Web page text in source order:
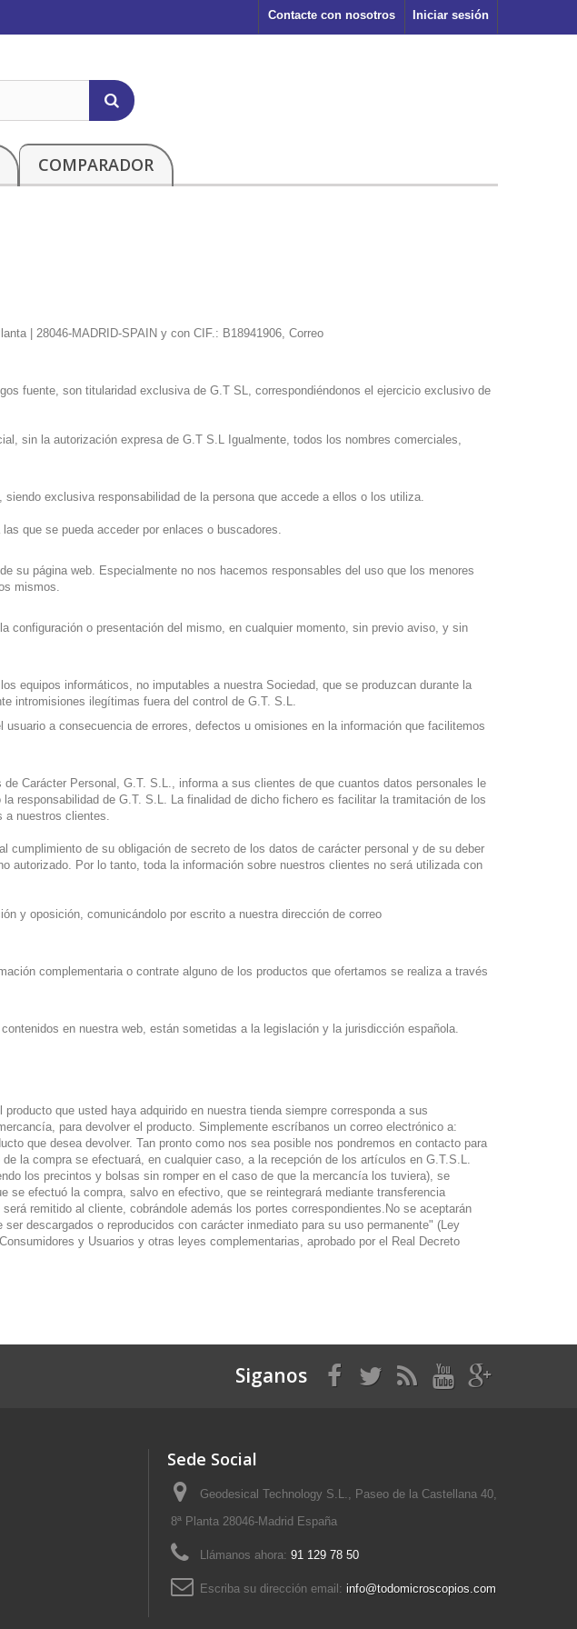
Iniciar sesión
Contacte con nosotros
COMPARADOR
| 28046-MADRID-SPAIN y con CIF.: B18941906, Correo
fuente, son titularidad exclusiva de G.T SL, correspondiéndonos el ejercicio exclusivo de
sin la autorización expresa de G.T S.L Igualmente, todos los nombres comerciales,
exclusiva responsabilidad de la persona que accede a ellos o los utiliza.
que se pueda acceder por enlaces o buscadores.
su página web. Especialmente no nos hacemos responsables del uso que los menores
mismos.
o presentación del mismo, en cualquier momento, sin previo aviso, y sin
equipos informáticos, no imputables a nuestra Sociedad, que se produzcan durante la
intromisiones ilegítimas fuera del control de G.T. S.L.
a consecuencia de errores, defectos u omisiones en la información que facilitemos
Carácter Personal, G.T. S.L., informa a sus clientes de que cuantos datos personales le
responsabilidad de G.T. S.L. La finalidad de dicho fichero es facilitar la tramitación de los
a nuestros clientes.
de su obligación de secreto de los datos de carácter personal y de su deber
autorizado. Por lo tanto, toda la información sobre nuestros clientes no será utilizada con
y oposición, comunicándolo por escrito a nuestra dirección de correo
complementaria o contrate alguno de los productos que ofertamos se realiza a través
en nuestra web, están sometidas a la legislación y la jurisdicción española.
que usted haya adquirido en nuestra tienda siempre corresponda a sus
para devolver el producto. Simplemente escríbanos un correo electrónico a:
que desea devolver. Tan pronto como nos sea posible nos pondremos en contacto para
la compra se efectuará, en cualquier caso, a la recepción de los artículos en G.T.S.L.
los precintos y bolsas sin romper en el caso de que la mercancía los tuviera), se
se efectuó la compra, salvo en efectivo, que se reintegrará mediante transferencia
remitido al cliente, cobrándole además los portes correspondientes.No se aceptarán
descargados o reproducidos con carácter inmediato para su uso permanente" (Ley
y Usuarios y otras leyes complementarias, aprobado por el Real Decreto
Siganos
Sede Social
Geodesical Technology S.L., Paseo de la Castellana 40,
8ª Planta 28046-Madrid España
Llámanos ahora: 91 129 78 50
Escriba su dirección email: info@todomicroscopios.com